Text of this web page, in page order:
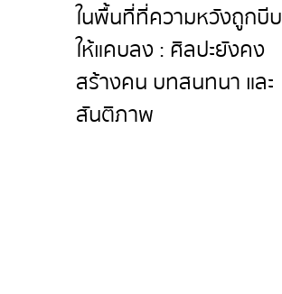
ในพื้นที่ที่ความหวังถูกบีบ
ให้แคบลง : ศิลปะยังคง
สร้างคน บทสนทนา และ
สันติภาพ